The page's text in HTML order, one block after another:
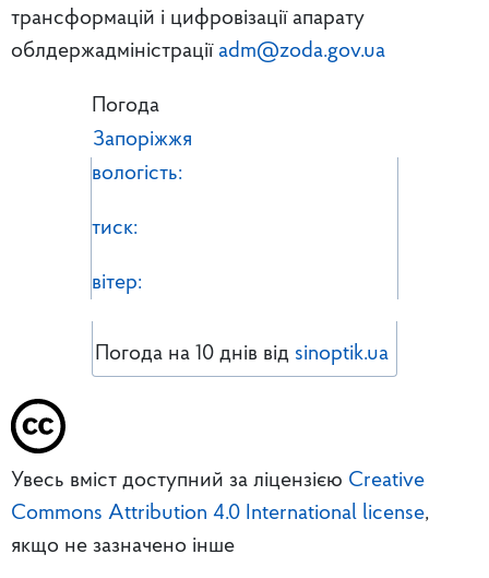
трансформацій і цифровізації апарату
облдержадміністрації adm@zoda.gov.ua
Погода
Запоріжжя
вологість:
тиск:
вітер:
Погода на 10 днів від sinoptik.ua
Увесь вміст доступний за ліцензією Creative
Commons Attribution 4.0 International license,
якщо не зазначено інше